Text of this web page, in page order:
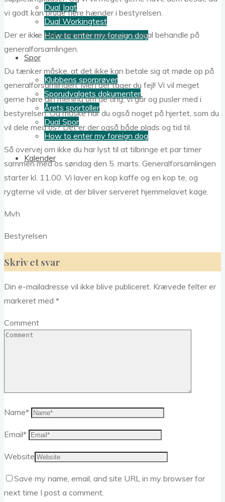
Dual Jagt
Dual Workingtest
How to enter my foreign dog
Spor
Klubbens sporprøver
Sporudvalgets dokumenter
Årets sportoller
Dual Spor
How to enter my foreign dog
Kalender
vi godt kan bruge flere hænder i bestyrelsen.
Der er ikke indkommet forslag, som vi skal behandle på
generalforsamlingen.
Du tænker måske, at det ikke kan betale sig at møde op på
generalforsamlingen. Men der tager du fejl! Vi vil meget
gerne høre din mening om de ting, vi går og pusler med i
bestyrelsen. Og måske har du også noget på hjertet, som du
vil dele med os? Det er der også både plads og tid til.
Så overvej om ikke du har lyst til at tilbringe et par timer
sammen med os søndag den 5. marts. Generalforsamlingen
starter kl. 11.00. Vi laver en kop kaffe og en kop te, og
rygterne vil vide, at der bliver serveret hjemmelavet kage.
Mvh
Bestyrelsen
Skriv et svar
Din e-mailadresse vil ikke blive publiceret. Krævede felter er
markeret med *
Comment
Name*
Email*
Website
Save my name, email, and site URL in my browser for
next time I post a comment.